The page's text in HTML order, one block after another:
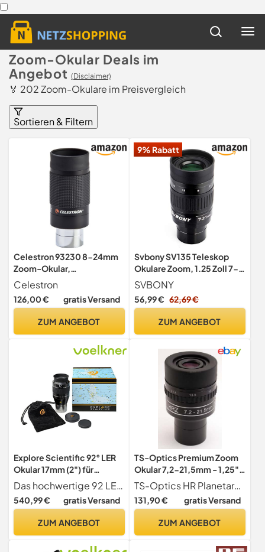
Zoom-Okular Deals im
Angebot (Disclaimer)
🏅 202 Zoom-Okulare im Preisvergleich
Sortieren & Filtern
Celestron 93230 8-24mm
Zoom-Okular,
Schwarz/Silber
Celestron
126,00 € gratis Versand
ZUM ANGEBOT
9% Rabatt
Svbony SV135 Teleskop
Okulare Zoom, 1.25 Zoll 7-
21mm Zoomokular
SVBONY
56,99 € 62,69 €
ZUM ANGEBOT
Explore Scientific 92° LER
Okular 17mm (2") für
Teleskope mit
hochwertiger EMD
Mehrschichtvergütung,
Schutzgasfüllung
Das hochwertige 92 LER Okular hat eine Brennweite von 17 mm und ermöglicht sehr gute Abbildungen auch bei schnellen Optiken. Die hochwertige Optik ermöglicht einen hohen Kontrast und vermindert Randunschärfen.
540,99 € gratis Versand
ZUM ANGEBOT
TS-Optics Premium Zoom
Okular 7,2-21,5mm - 1,25"
(31,7mm), HRZ
TS-Optics HR Planetary Zoomokular für Teleskope
131,90 € gratis Versand
ZUM ANGEBOT